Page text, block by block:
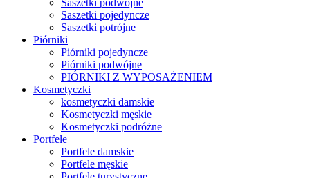
Saszetki pojedyncze
Saszetki potrójne
Piórniki
Piórniki pojedyncze
Piórniki podwójne
PIÓRNIKI Z WYPOSAŻENIEM
Kosmetyczki
kosmetyczki damskie
Kosmetyczki męskie
Kosmetyczki podróżne
Portfele
Portfele damskie
Portfele męskie